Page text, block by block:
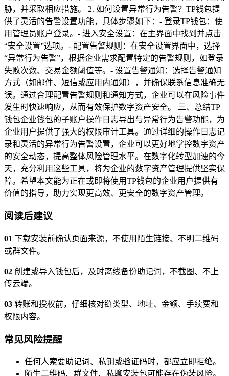
胁，并采取相应措施。 2. 如何设置异常行为告警？TP钱包提
供了灵活的告警设置功能，具体步骤如下：- 登录TP钱包：使
用管理员账户登录。- 进入安全设置：在主界面中找到并点击
“安全设置”选项。- 配置告警规则：在安全设置界面中，选择
“异常行为告警”，根据企业需求配置特定的告警规则，如登录
失败次数、交易金额阈值等。- 设置告警通知：选择告警通知
方式（如邮件、短信或应用内通知），并确保联系信息准确无
误。通过合理配置告警规则和通知方式，企业可以在风险事件
发生时快速响应，从而有效保护数字资产安全。 三、总结TP
钱包企业钱包的子账户操作日志导出与异常行为告警功能，为
企业用户提供了强大的权限审计工具。通过详细的操作日志记
录和灵活的异常行为告警设置，企业可以更好地掌控数字资产
的安全动态，提高整体风险管理水平。在数字化转型加速的今
天，充分利用这些工具，将为企业的数字资产管理提供坚实保
障。希望本文能为正在或即将使用TP钱包的企业用户提供有
价值的指导，助力实现更高效、更安全的数字资产管理。
阅读后建议
01 下载安装前确认页面来源，不使用陌生链接、不明二维码
或群文件。
02 创建或导入钱包后，及时离线备份助记词，不截图、不上
传云端。
03 转账和授权前，仔细核对链类型、地址、金额、手续费和
权限内容。
常见风险提醒
任何人索要助记词、私钥或验证码时，都应立即拒绝。
陌生二维码、群文件、私聊安装包可能存在伪装风险。